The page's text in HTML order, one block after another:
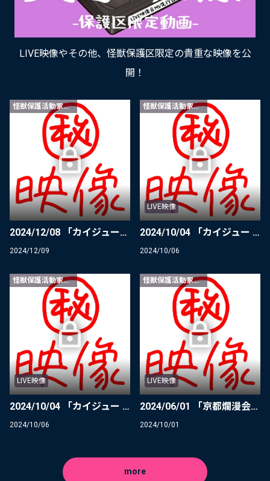
LIVE映像やその他、怪獣保護区限定の貴重な映像を公
開！
怪獣保護活動家限定
2024/12/08 「カイジューバイミー FANCLUB XMAS EVENT」ダイジェスト
2024/12/09
怪獣保護活動家限定
LIVE映像
2024/10/04 「カイジュー × きのホ。」O.A.②
2024/10/06
怪獣保護活動家限定
LIVE映像
2024/10/04 「カイジュー × きのホ。」O.A.①
2024/10/06
怪獣保護活動家限定
LIVE映像
2024/06/01 「京都爛漫会」ライブ映像
2024/10/01
more